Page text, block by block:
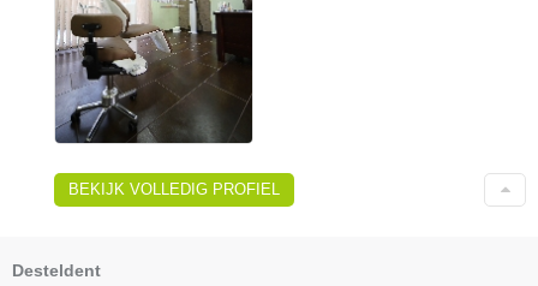
BEKIJK VOLLEDIG PROFIEL
Desteldent